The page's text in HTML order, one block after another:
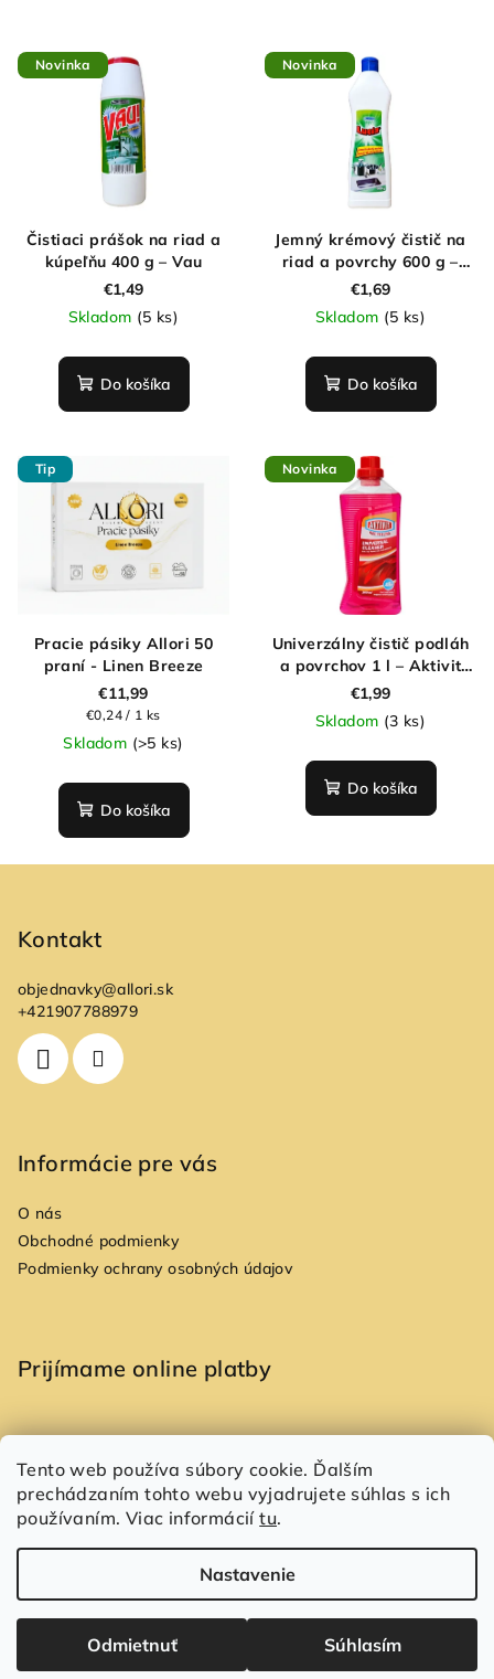
Tento web používa súbory cookie. Ďalším
prechádzaním tohto webu vyjadrujete súhlas s ich
používaním. Viac informáciítu.
Nastavenie
Odmietnuť Súhlasím
Novinka
Čistiaci prášok na riad a
kúpeľňu 400 g – Vau
€1,49
Skladom (5 ks)
Do košíka
Novinka
Jemný krémový čistič na
riad a povrchy 600 g –
Lucia
€1,69
Skladom (5 ks)
Do košíka
Tip
Pracie pásiky Allori 50
praní - Linen Breeze
€11,99
Jednotková
cena:
€0,24 / 1 ks
Skladom (>5 ks)
Do košíka
Novinka
Univerzálny čistič podláh
a povrchov 1 l – Aktivit
Red Feeling
€1,99
Skladom (3 ks)
Do košíka
Kontakt
objednavky@allori.sk
+421907788979
Informácie pre vás
O nás
Obchodné podmienky
Podmienky ochrany osobných údajov
Prijímame online platby
Copyright 2026Allori. Všetky práva vyhradené.